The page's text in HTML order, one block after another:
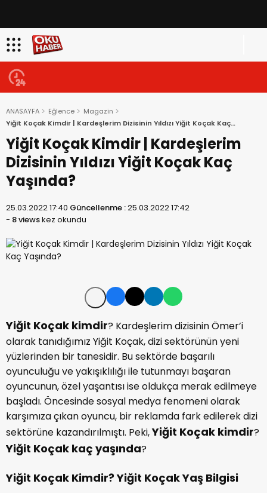
ANASAYFA Eğlence
Magazin
Yiğit Koçak Kimdir | Kardeşlerim Dizisinin Yıldızı Yiğit Koçak Kaç
Yaşında?
Yiğit Koçak Kimdir | Kardeşlerim
Dizisinin Yıldızı Yiğit Koçak Kaç
Yaşında?
25.03.2022 17:40 Güncellenme :25.03.2022 17:42
- 8 viewskez okundu
Yiğit Koçak kimdir? Kardeşlerim dizisinin Ömer’i
olarak tanıdığımız Yiğit Koçak, dizi sektörünün yeni
yüzlerinden bir tanesidir. Bu sektörde başarılı
oyunculuğu ve yakışıklılığı ile tutunmayı başaran
oyuncunun, özel yaşantısı ise oldukça merak edilmeye
başladı. Öncesinde sosyal medya fenomeni olarak
karşımıza çıkan oyuncu, bir reklamda fark edilerek dizi
sektörüne kazandırılmıştı. Peki,Yiğit Koçak kimdir?
Yiğit Koçak kaç yaşında?
Yiğit Koçak Kimdir? Yiğit Koçak Yaş Bilgisi